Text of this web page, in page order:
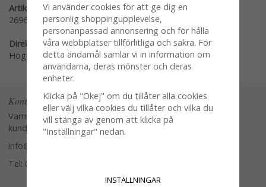
Artikelnummer:
26965
Direktlänk:
Högerklicka och kopiera adressen
Kontakta oss
Varmt välkommen att kontakta vår
kundtjänst.
info@glasverandan.se
Tel: 079-3495968
Vi använder cookies för att ge dig en
personlig shoppingupplevelse,
personanpassad annonsering och för hålla
våra webbplatser tillförlitliga och säkra. För
detta ändamål samlar vi in information om
användarna, deras mönster och deras
enheter.
Klicka på "Okej" om du tillåter alla cookies
eller välj vilka cookies du tillåter och vilka du
vill stänga av genom att klicka på
"Inställningar" nedan.
INSTÄLLNINGAR